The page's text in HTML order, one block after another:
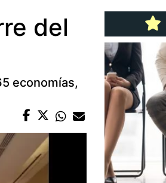
del
economías,